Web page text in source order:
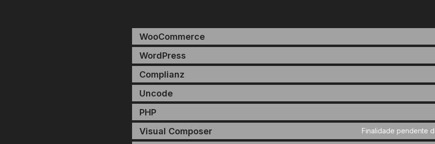
WooCommerce
WordPress
Complianz
Uncode
PHP
Visual Composer Finalidade pendente